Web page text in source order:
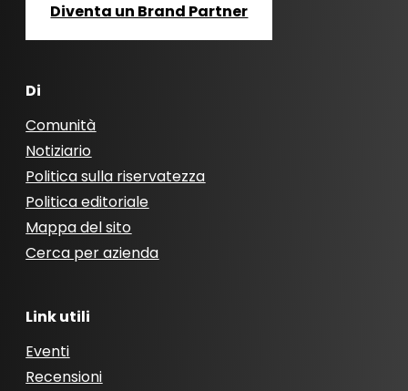
Diventa un Brand Partner
Di
Comunità
Notiziario
Politica sulla riservatezza
Politica editoriale
Mappa del sito
Cerca per azienda
Link utili
Eventi
Recensioni